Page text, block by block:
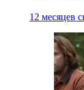
12 месяцев